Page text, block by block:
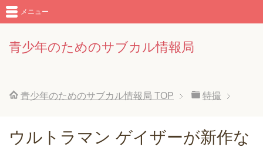
青少年のためのサブカル情報局
メニュー
青少年のためのサブカル情報局 TOP 特撮
ウルトラマン ゲイザーが新作な